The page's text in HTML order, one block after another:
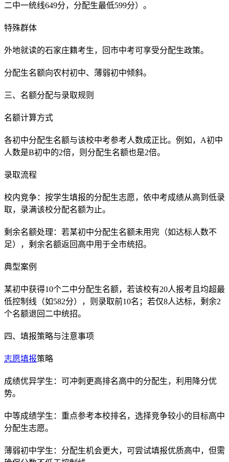
二中一统线649分，分配生最低599分）。
特殊群体
外地就读的石家庄籍考生，回市中考可享受分配生政策。
分配生名额向农村初中、薄弱初中倾斜。
三、名额分配与录取规则
名额计算方式
各初中分配生名额与该校中考参考人数成正比。例如，A初中
人数是B初中的2倍，则分配生名额也是2倍。
录取流程
校内竞争：按学生填报的分配生志愿，依中考成绩从高到低录
取，录满该校分配名额为止。
剩余名额处理：若某初中分配生名额未用完（如达标人数不
足），剩余名额返回高中用于全市统招。
典型案例
某初中获得10个二中分配生名额，若该校有20人报考且均超最
低控制线（如582分），则录取前10名；若仅8人达标，剩余2
个名额退回二中统招。
四、填报策略与注意事项
志愿填报策略
成绩优异学生：可冲刺更高排名高中的分配生，利用降分优
势。
中等成绩学生：重点参考本校排名，选择竞争较小的目标高中
分配生志愿。
薄弱初中学生：分配生机会更大，可尝试填报优质高中，但需